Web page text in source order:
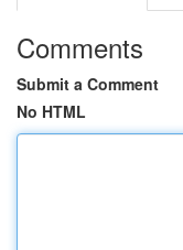
Comments
Submit a Comment
No HTML